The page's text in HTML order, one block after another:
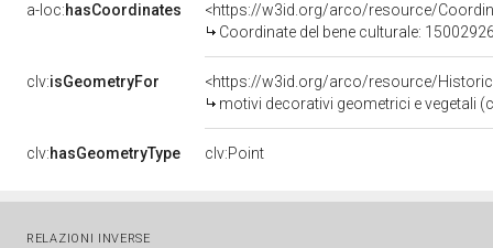
a-loc:hasCoordinates
<https://w3id.org/arco/resource/
Coordinate del bene culturale:
clv:isGeometryFor
<https://w3id.org/arco/resource/
motivi decorativi geometrici e vegetali
clv:hasGeometryType clv:Point
RELAZIONI INVERSE